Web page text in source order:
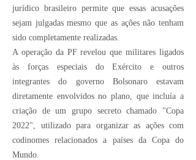
jurídico brasileiro permite que essas acusações
sejam julgadas mesmo que as ações não tenham
sido completamente realizadas.
A operação da PF revelou que militares ligados
às forças especiais do Exército e outros
integrantes do governo Bolsonaro estavam
diretamente envolvidos no plano, que incluía a
criação de um grupo secreto chamado "Copa
2022", utilizado para organizar as ações com
codinomes relacionados a países da Copa do
Mundo.